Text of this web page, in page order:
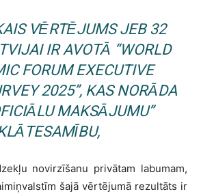
VĒRTĒJUMS JEB 32
IR AVOTĀ “WORLD
FORUM EXECUTIVE
2025”, KAS NORĀDA
MAKSĀJUMU”
novirzīšanu privātam labumam,
šajā vērtējumā rezultāts ir